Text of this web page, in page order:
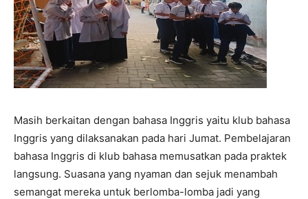
Masih berkaitan dengan bahasa Inggris yaitu klub bahasa
Inggris yang dilaksanakan pada hari Jumat. Pembelajaran
bahasa Inggris di klub bahasa memusatkan pada praktek
langsung. Suasana yang nyaman dan sejuk menambah
semangat mereka untuk berlomba-lomba jadi yang